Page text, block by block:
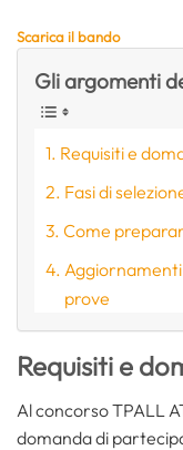
Scarica il bando
Gli argomenti
Requisiti e
Fasi di
Come
Aggiornamenti
prove
Requisiti e
Al concorso TPALL
domanda di